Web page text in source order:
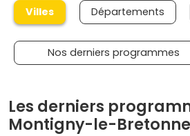
Villes Départements
Nos derniers programmes
Les derniers
Montigny-le-